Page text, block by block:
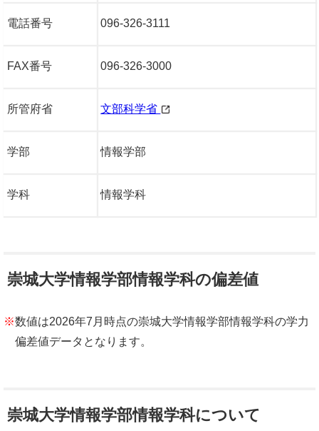
電話番号 096-326-3111
FAX番号 096-326-3000
所管府省 文部科学省
学部 情報学部
学科 情報学科
崇城大学情報学部情報学科の偏差値
※数値は2026年7月時点の崇城大学情報学部情報学科の学力
偏差値データとなります。
崇城大学情報学部情報学科について